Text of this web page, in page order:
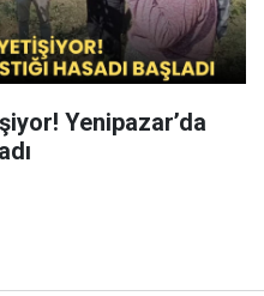
Yenipazar’da